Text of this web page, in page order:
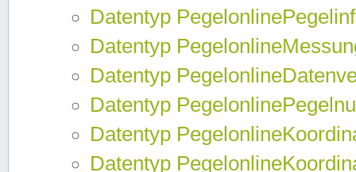
Datentyp
Datentyp
Datentyp
Datentyp
Datentyp
Datentyp